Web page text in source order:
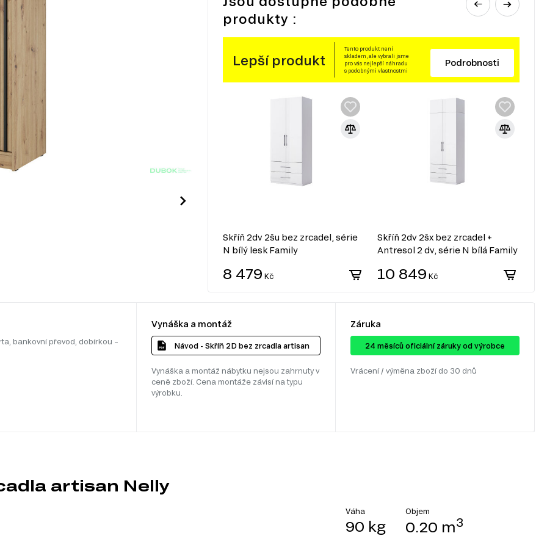
produkty :
Lepší produkt
Tento produkt není
skladem, ale vybrali jsme
pro vás nejlepší náhradu
s podobnými vlastnostmi
Podrobnosti
Skříň 2dv 2šu bez zrcadel, série
N bílý lesk Family
8 479 Kč
Skříň 2dv 2šx bez zrcadel +
Antresol 2 dv, série N bílá Family
10 849 Kč
bankovní převod, dobírkou –
Vynáška a montáž
Návod - Skříň 2D bez zrcadla artisan
Vynáška a montáž nábytku nejsou zahrnuty v
ceně zboží. Cena montáže závisí na typu
výrobku.
Záruka
24 ​​​​měsíců oficiální záruky od výrobce
Vrácení / výměna zboží do 30 dnů
artisan Nelly
Váha
90 kg
Objem
0.20 m3